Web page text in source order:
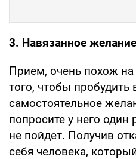
3. Навязанное
Прием, очень похож
того, чтобы пробудить
самостоятельное
попросите у него один
не пойдет. Получив
себя человека,